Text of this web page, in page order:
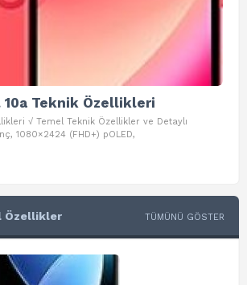
10a Teknik Özellikleri
√ Temel Teknik Özellikler ve Detaylı
1080×2424 (FHD+) pOLED,
Özellikler TÜMÜNÜ GÖSTER